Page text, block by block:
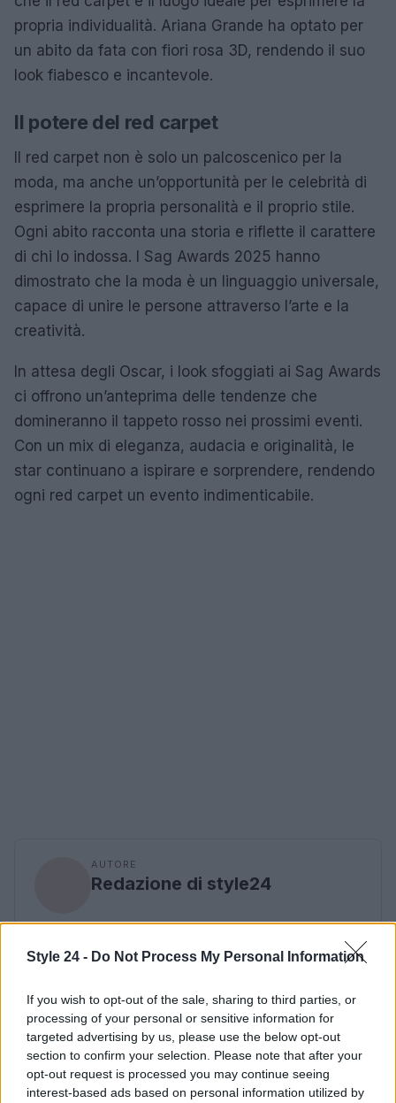
Style 24 - Do Not Process My Personal Information
If you wish to opt-out of the sale, sharing to third parties, or
processing of your personal or sensitive information for
targeted advertising by us, please use the below opt-out
section to confirm your selection. Please note that after your
opt-out request is processed you may continue seeing
interest-based ads based on personal information utilized by
propria individualità. Ariana Grande ha optato per
un abito da fata con fiori rosa 3D, rendendo il suo
look fiabesco e incantevole.
Il potere del red carpet
Il red carpet non è solo un palcoscenico per la
moda, ma anche un’opportunità per le celebrità di
esprimere la propria personalità e il proprio stile.
Ogni abito racconta una storia e riflette il carattere
di chi lo indossa. I Sag Awards 2025 hanno
dimostrato che la moda è un linguaggio universale,
capace di unire le persone attraverso l’arte e la
creatività.
In attesa degli Oscar, i look sfoggiati ai Sag Awards
ci offrono un’anteprima delle tendenze che
domineranno il tappeto rosso nei prossimi eventi.
Con un mix di eleganza, audacia e originalità, le
star continuano a ispirare e sorprendere, rendendo
ogni red carpet un evento indimenticabile.
AUTORE
Redazione di style24